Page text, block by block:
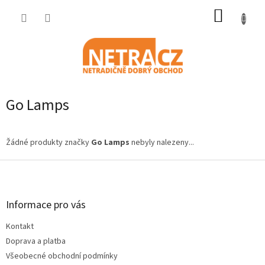
Go Lamps
Žádné produkty značky Go Lamps nebyly nalezeny...
Z
Informace pro vás
Kontakt
Doprava a platba
Všeobecné obchodní podmínky